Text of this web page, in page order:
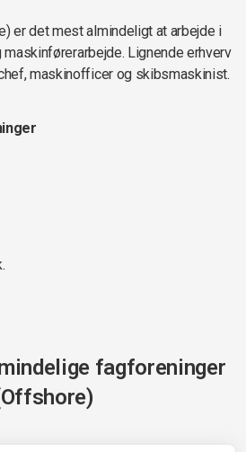
er det mest almindeligt at arbejde i
Lignende erhverv
maskinofficer og skibsmaskinist.
fagforeninger